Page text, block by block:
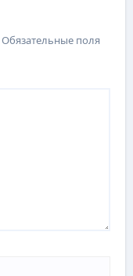
Обязательные поля